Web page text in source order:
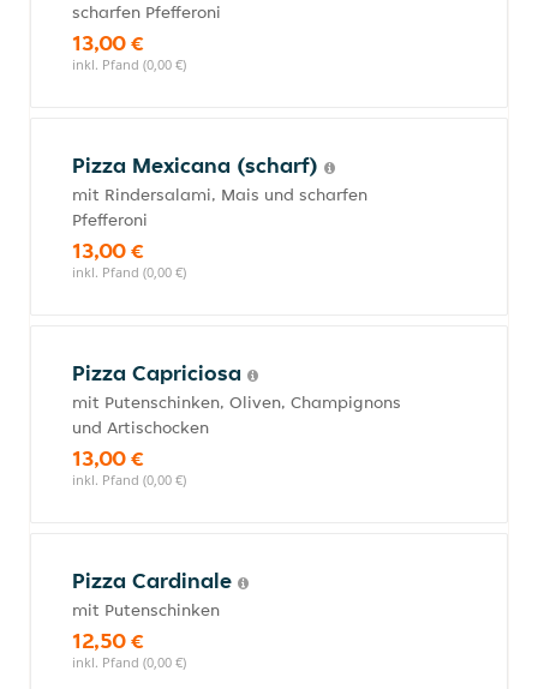
scharfen Pfefferoni
13,00 €
inkl. Pfand (0,00 €)
Pizza Mexicana (scharf)
mit Rindersalami, Mais und scharfen
Pfefferoni
13,00 €
inkl. Pfand (0,00 €)
Pizza Capriciosa
mit Putenschinken, Oliven, Champignons
und Artischocken
13,00 €
inkl. Pfand (0,00 €)
Pizza Cardinale
mit Putenschinken
12,50 €
inkl. Pfand (0,00 €)